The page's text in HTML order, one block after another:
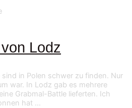
Lodz
in Polen schwer zu finden. Nur
war. In Lodz gab es mehrere
Grabmal-Battle lieferten. Ich
hat …